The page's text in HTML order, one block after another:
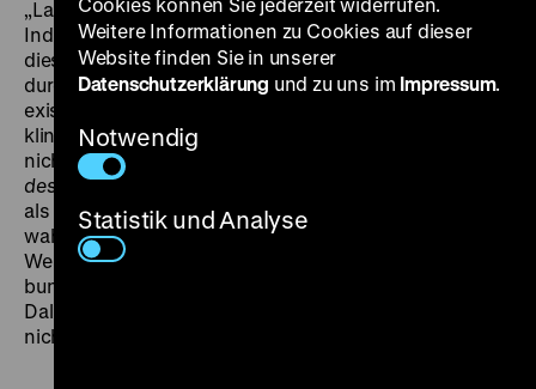
„Laienversion“ für den regulären Spielbetrieb seines
IndustriefilmmeisterwerksAtomkraftwerk Kahl– lässt
diese technische Großleistung in mild-
durchdringenden Farben leuchten, untermalt vom
existentialistischen Blues einer depri-hip technoid
klingenden Stimme. So toll sieht das bei Artur Brauner
nicht aus. In Harald Reinls Pulp-Preziose
des Dr. Mabuse
als Bedrohung dargestellt. Es braucht nur einen
wahnsinnigen Verbrecher mit
Weltherrschaftsphantasien, und schon ist so eine
bundesdeutsche Großstadt eine atomare Wüste. Dank
Daliah Lavi, Gert Fröbe und Lex Barker kommt es aber
nicht so weit. (om)
Weitere Informationen zu Cookies auf dieser
Website finden Sie in unserer
Datenschutzerklärung und zu uns im Impressum.
Notwendig
Statistik und Analyse